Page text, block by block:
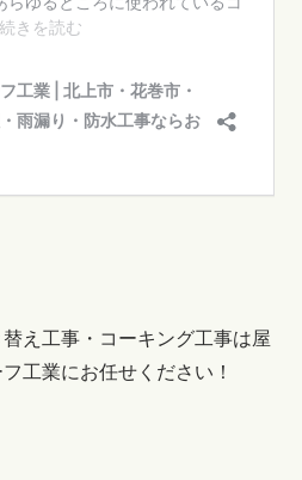
え工事・コーキング工事は屋
工業にお任せください！